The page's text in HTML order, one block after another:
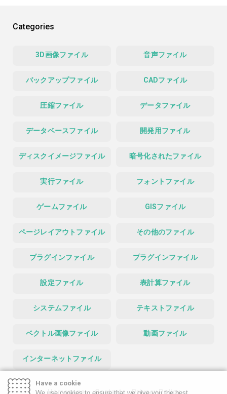
Categories
3D画像ファイル 音声ファイル
バックアップファイル CADファイル
圧縮ファイル データファイル
データベースファイル 開発用ファイル
ディスクイメージファイル 暗号化されたファイル
実行ファイル フォントファイル
ゲームファイル GISファイル
ページレイアウトファイル その他のファイル
プラグインファイル プラグインファイル
設定ファイル 表計算ファイル
システムファイル テキストファイル
ベクトル画像ファイル 動画ファイル
インターネットファイル
Homepage Contact Privacy Policy
Have a cookie